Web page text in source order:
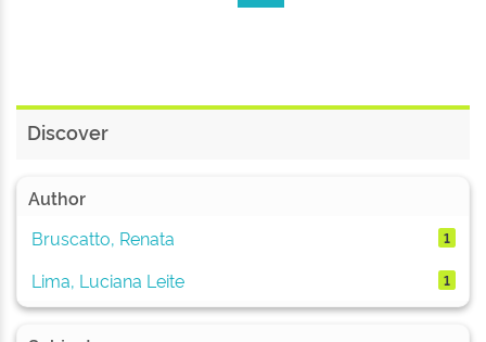
Discover
Author
Bruscatto, Renata
1
Lima, Luciana Leite 1